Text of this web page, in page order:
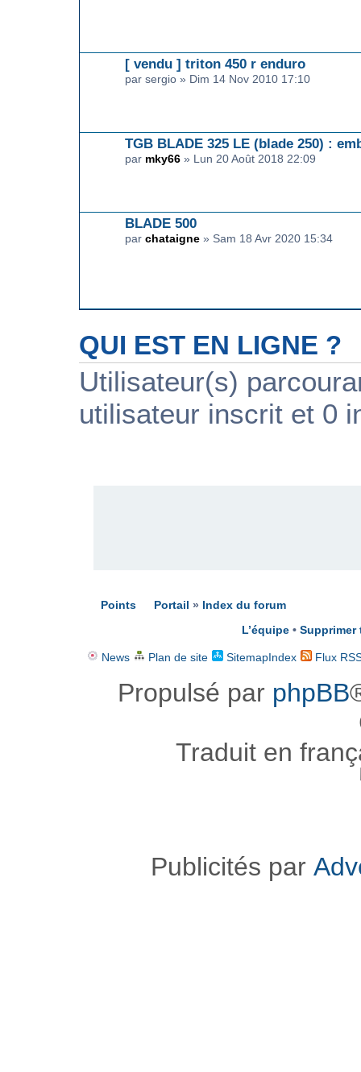
[ vendu ] triton 450 r enduro
par sergio » Dim 14 Nov 2010 17:10
TGB BLADE 325 LE (blade 250) :
par mky66 » Lun 20 Août 2018 22:09
BLADE 500
par chataigne » Sam 18 Avr 2020 15:34
QUI EST EN LIGNE ?
Utilisateur(s)
utilisateur inscrit et 0
Points Portail » Index du forum
L’équipe • Supprimer
News Plan de site SitemapIndex Flux
Propulsé par phpBB
Traduit en
Publicités par